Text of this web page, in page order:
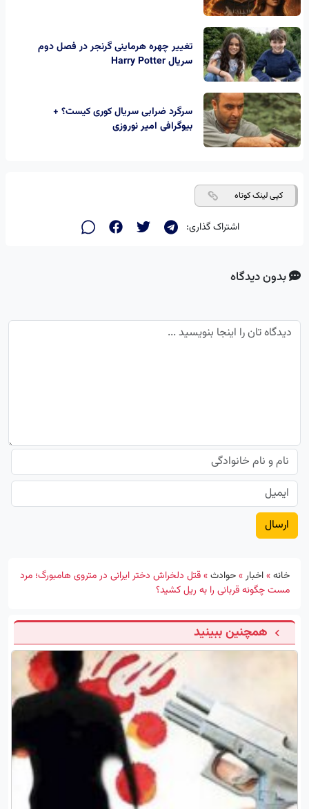
تغییر چهره هرماینی گرنجر در فصل دوم
سریال Harry Potter
سرگرد ضرابی سریال کوری کیست؟ +
بیوگرافی امیر نوروزی
کپی لینک کوتاه
اشتراک گذاری:
بدون دیدگاه
خانه»اخبار»حوادث»قتل دلخراش دختر ایرانی در متروی هامبورگ؛ مرد
مست چگونه قربانی را به ریل کشید؟
همچنین ببینید